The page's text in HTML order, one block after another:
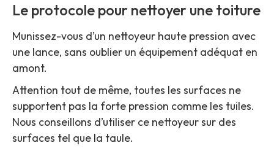
Le protocole pour nettoyer une toiture
Munissez-vous d’un nettoyeur haute pression avec
une lance, sans oublier un équipement adéquat en
amont.
Attention tout de même, toutes les surfaces ne
supportent pas la forte pression comme les tuiles.
Nous conseillons d’utiliser ce nettoyeur sur des
surfaces tel que la taule.